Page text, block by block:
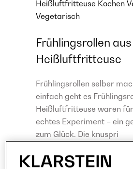
Heißluftfritteuse Kochen
Vegetarisch
Frühlingsrollen
Heißluftfritteuse
Frühlingsrollen selber
einfach geht es
Heißluftfritteuse waren
echtes Experiment – ein
zum Glück. Die knuspri